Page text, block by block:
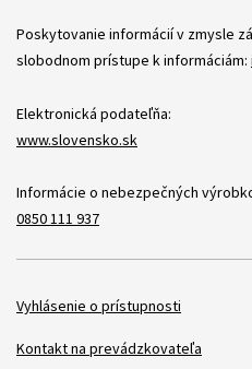
Poskytovanie informácií v zmysle
slobodnom prístupe k informáciám:
Elektronická podateľňa:
www.slovensko.sk
Informácie o nebezpečných
0850 111 937
Položky
Vyhlásenie o prístupnosti
Kontakt na prevádzkovateľa